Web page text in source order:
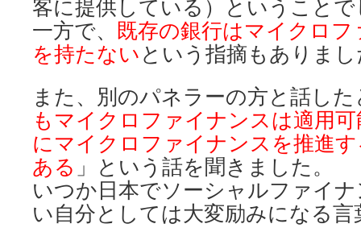
客に提供している）ということ
一方で、 既存の銀行はマイクロ
を持たないという指摘もありま
また、別のパネラーの方と話し
もマイクロファイナンスは適用
にマイクロファイナンスを推進
ある 」という話を聞きました。
いつか日本でソーシャルファイ
い自分としては大変励みになる